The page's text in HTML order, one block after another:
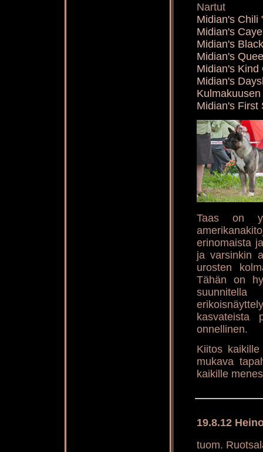
Nartut
Midian's Chili
Midian's
Midian's
Midian's
Midian's Kind
Midian's
Midian's First
Taas on
erinomaista
ja varsinkin
urosten
Tähän on
kasvateista
onnellinen.
Kiitos
mukava
kaikille
19.8.12
tuom.